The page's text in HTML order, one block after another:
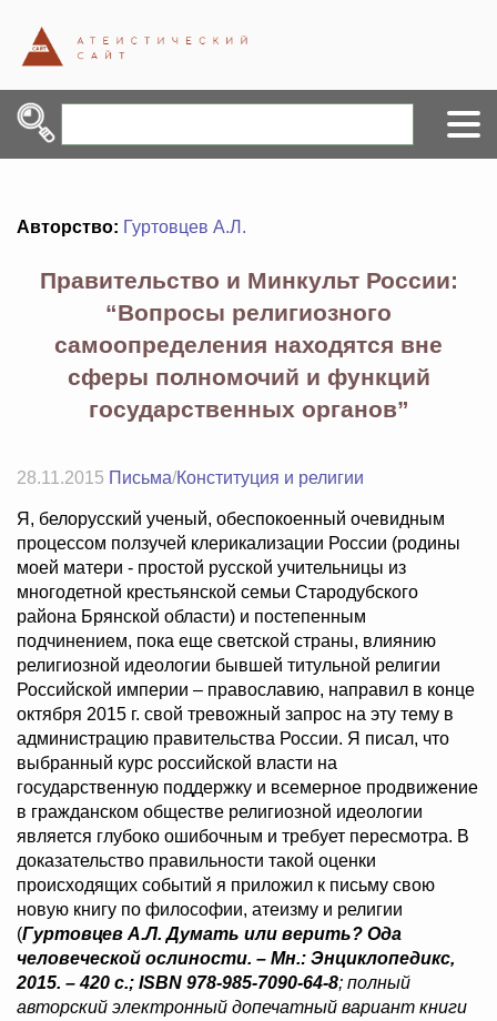
Авторство: Гуртовцев А.Л.
Правительство и Минкульт России:
“Вопросы религиозного
самоопределения находятся вне
сферы полномочий и функций
государственных органов”
28.11.2015 Письма/Конституция и религии
Я, белорусский ученый, обеспокоенный очевидным
процессом ползучей клерикализации России (родины
моей матери - простой русской учительницы из
многодетной крестьянской семьи Стародубского
района Брянской области) и постепенным
подчинением, пока еще светской страны, влиянию
религиозной идеологии бывшей титульной религии
Российской империи – православию, направил в конце
октября 2015 г. свой тревожный запрос на эту тему в
администрацию правительства России. Я писал, что
выбранный курс российской власти на
государственную поддержку и всемерное продвижение
в гражданском обществе религиозной идеологии
является глубоко ошибочным и требует пересмотра. В
доказательство правильности такой оценки
происходящих событий я приложил к письму свою
новую книгу по философии, атеизму и религии
(Гуртовцев А.Л. Думать или верить? Ода
человеческой ослиности. – Мн.: Энциклопедикс,
2015. – 420 с.; ISBN 978-985-7090-64-8; полный
авторский электронный допечатный вариант книги